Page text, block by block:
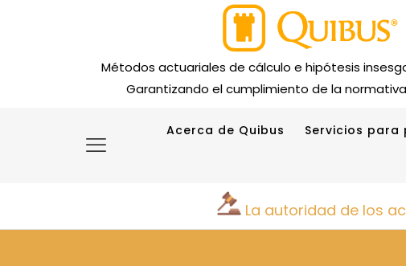
Métodos actuariales de cálculo e hipótesis
Garantizando el cumplimiento de la
Acerca de Quibus Servicios para
La autoridad de los